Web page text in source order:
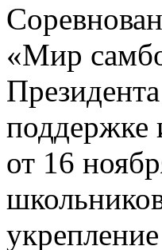
«Мир
поддержке
от 16